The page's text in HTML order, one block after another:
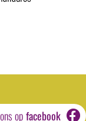
opfacebook